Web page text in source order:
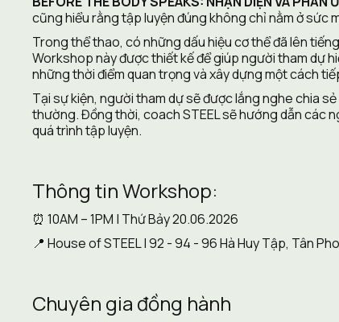
cũng hiểu rằng tập luyện đúng không chỉ nằm ở sức
Trong thể thao, có những dấu hiệu cơ thể đã lên
Workshop này được thiết kế để giúp người tham dự
những thời điểm quan trọng và xây dựng một cách
Tại sự kiện, người tham dự sẽ được lắng nghe chia
thường. Đồng thời, coach STEEL sẽ hướng dẫn các
quá trình tập luyện.
Thông tin Workshop:
⏰ 10AM – 1PM | Thứ Bảy 20.06.2026
📍 House of STEEL | 92 - 94 - 96 Hà Huy Tập, Tân
Chuyên gia đồng hành